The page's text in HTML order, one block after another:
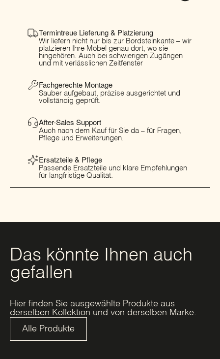
Termintreue Lieferung & Platzierung
Wir liefern nicht nur bis zur Bordsteinkante – wir
platzieren Ihre Möbel genau dort, wo sie
hingehören. Auch bei schwierigen Zugängen
und mit verlässlichen Zeitfenster
Fachgerechte Montage
Sauber aufgebaut, präzise ausgerichtet und
vollständig geprüft.
After-Sales Support
Auch nach dem Kauf für Sie da – für Fragen,
Pflege und Erweiterungen.
Ersatzteile & Pflege
Passende Ersatzteile und klare Empfehlungen
für langfristige Qualität.
Das könnte Ihnen auch
gefallen
Hier finden Sie ausgewählte Produkte aus
derselben Kollektion und von derselben Marke.
Alle Produkte